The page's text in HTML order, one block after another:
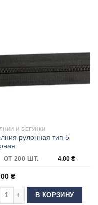
3 Белая
И БЕГУНКИ
рулонная тип 5
ОТ 200 ШТ. 4.00 ₴
₴
товара Молния
В КОРЗИНУ